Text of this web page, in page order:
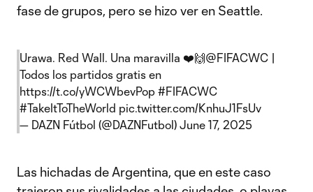
fase de grupos, pero se hizo ver en Seattle.
Urawa. Red Wall. Una maravilla ❤️🙌@FIFACWC |
Todos los partidos gratis en
https://t.co/yWCWbevPop #FIFACWC
#TakeItToTheWorld pic.twitter.com/KnhuJ1FsUv
— DAZN Fútbol (@DAZNFutbol) June 17, 2025
Las hichadas de Argentina, que en este caso